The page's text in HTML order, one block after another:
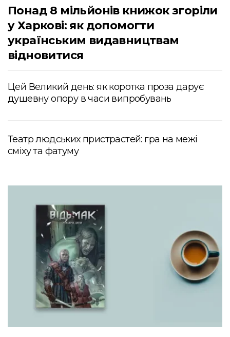
Понад 8 мільйонів книжок згоріли
у Харкові: як допомогти
українським видавництвам
відновитися
Цей Великий день: як коротка проза дарує
душевну опору в часи випробувань
Театр людських пристрастей: гра на межі
сміху та фатуму